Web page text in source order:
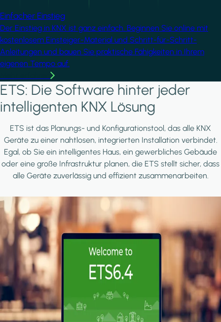
Einfacher Einstieg
Der Einstieg in KNX ist ganz einfach. Beginnen Sie online mit
kostenlosem Einsteiger-Material und Schritt-für-Schritt-
Anleitungen und bauen Sie praktische Fähigkeiten in Ihrem
eigenen Tempo auf.
ETS: Die Software hinter jeder
intelligenten KNX Lösung
ETS ist das Planungs- und Konfigurationstool, das alle KNX
Geräte zu einer nahtlosen, integrierten Installation verbindet.
Egal, ob Sie ein intelligentes Haus, ein gewerbliches Gebäude
oder eine große Infrastruktur planen, die ETS stellt sicher, dass
alle Geräte zuverlässig und effizient zusammenarbeiten.
Image